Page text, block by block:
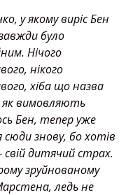
у якому виріс Бен
було
Нічого
нікого
хіба що назва
як вимовляють
Бен, тепер уже
сюди знову, бо хотів
дитячий страх.
зруйнованому
ледь не